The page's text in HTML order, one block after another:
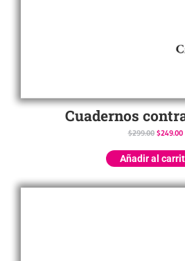
Cuadernos
$299.00 $249.00
Añadir al